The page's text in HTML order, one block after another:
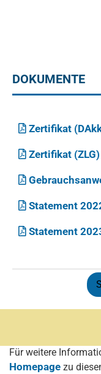
DOKUMENTE
Zertifikat
Zertifikat (ZLG)
Statement
Statement
Für weitere
Homepage zu